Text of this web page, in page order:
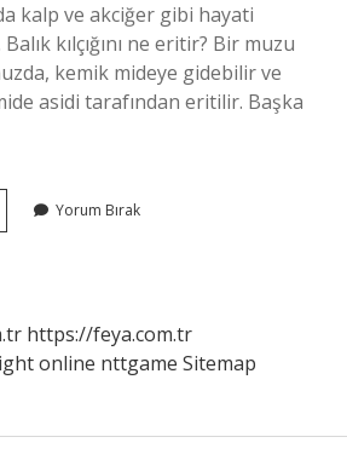
kalp ve akciğer gibi hayati
kılçığını ne eritir? Bir muzu
kemik mideye gidebilir ve
asidi tarafından eritilir. Başka
Yorum Bırak
https://feya.com.tr
online nttgame Sitemap